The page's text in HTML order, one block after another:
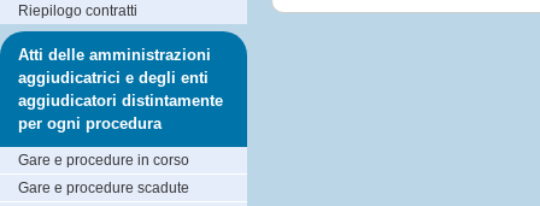
Riepilogo contratti
Atti delle amministrazioni
aggiudicatrici e degli enti
aggiudicatori distintamente
per ogni procedura
Gare e procedure in corso
Gare e procedure scadute